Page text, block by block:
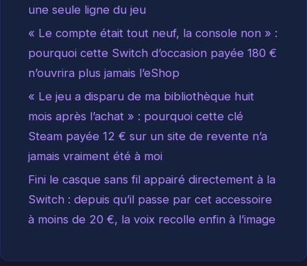
une seule ligne du jeu
« Le compte était tout neuf, la console non » :
pourquoi cette Switch d’occasion payée 180 €
n’ouvrira plus jamais l’eShop
« Le jeu a disparu de ma bibliothèque huit
mois après l’achat » : pourquoi cette clé
Steam payée 12 € sur un site de revente n’a
jamais vraiment été à moi
Fini le casque sans fil appairé directement à la
Switch : depuis qu’il passe par cet accessoire
à moins de 20 €, la voix recolle enfin à l’image